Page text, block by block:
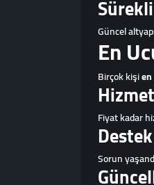
Güncel
En
Birçok kişi
Fiyat kadar
Sorun